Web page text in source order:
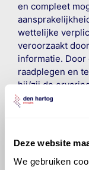
Deze website
We gebruiken
en compleet
wettelijke
veroorzaakt
informatie.
raadplegen en
hij/zij de
om de vereiste
veilige en
Energies
voor
veroorzaakt
onjuist gebruik